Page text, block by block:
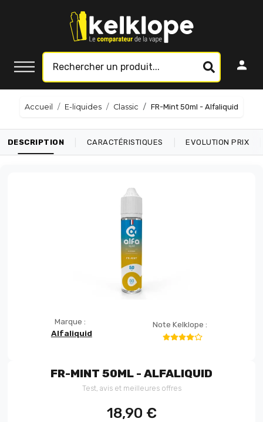
Accueil E-liquides Classic FR-Mint 50ml - Alfaliquid
DESCRIPTION CARACTÉRISTIQUES EVOLUTION PRIX
Marque :
Alfaliquid
Note Kelklope :
FR-MINT 50ML - ALFALIQUID
Test, avis et meilleures offres
18,90 €